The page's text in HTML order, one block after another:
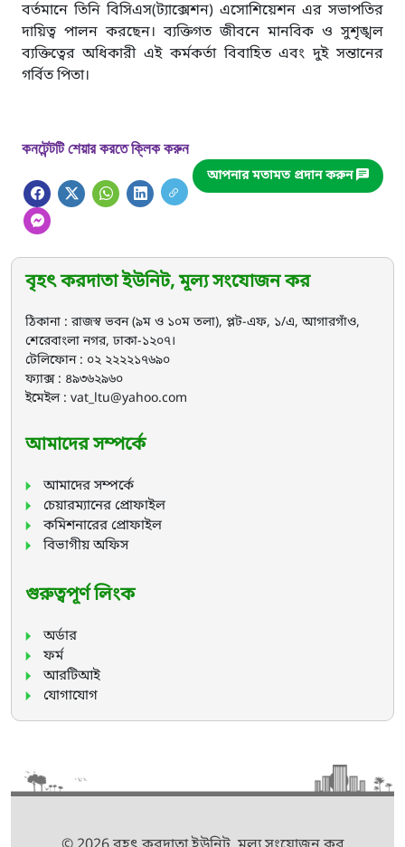
বর্তমানে তিনি বিসিএস(ট্যাক্সেশন) এসোশিয়েশন এর সভাপতির
দায়িত্ব পালন করছেন। ব্যক্তিগত জীবনে মানবিক ও সুশৃঙ্খল
ব্যক্তিত্বের অধিকারী এই কর্মকর্তা বিবাহিত এবং দুই সন্তানের
গর্বিত পিতা।
আপনার মতামত প্রদান করুন
কনটেন্টটি শেয়ার করতে ক্লিক করুন
বৃহৎ করদাতা ইউনিট, মূল্য সংযোজন কর
ঠিকানা : রাজস্ব ভবন (৯ম ও ১০ম তলা), প্লট-এফ, ১/এ, আগারগাঁও,
শেরেবাংলা নগর, ঢাকা-১২০৭।
টেলিফোন : ০২ ২২২২১৭৬৯০
ফ্যাক্স : ৪৯৩৬২৯৬০
ইমেইল : vat_ltu@yahoo.com
আমাদের সম্পর্কে
আমাদের সম্পর্কে
চেয়ারম্যানের প্রোফাইল
কমিশনারের প্রোফাইল
বিভাগীয় অফিস
গুরুত্বপূর্ণ লিংক
অর্ডার
ফর্ম
আরটিআই
যোগাযোগ